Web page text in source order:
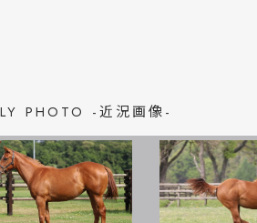
PHOTO -近況画像-